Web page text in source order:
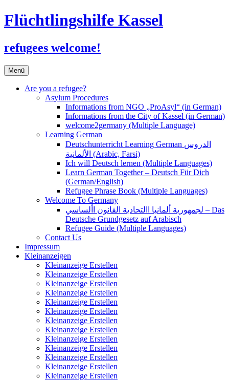
Flüchtlingshilfe Kassel
refugees welcome!
Menü Zum
Inhalt
springen
Are you a refugee?
Asylum Procedures
Informations from NGO „ProAsyl“ (in German)
Informations from the City of Kassel (in German)
welcome2germany (Multiple Language)
Learning German
Deutschunterricht Learning German الدروس
الألمانية (Arabic, Farsi)
Ich will Deutsch lernen (Multiple Languages)
Learn German Together – Deutsch Für Dich
(German/English)
Refugee Phrase Book (Multiple Languages)
Welcome To Germany
لجمهورية ألمانيا االتحادية القانون األساسي – Das
Deutsche Grundgesetz auf Arabisch
Refugee Guide (Multiple Languages)
Contact Us
Impressum
Kleinanzeigen
Kleinanzeige Erstellen
Kleinanzeige Erstellen
Kleinanzeige Erstellen
Kleinanzeige Erstellen
Kleinanzeige Erstellen
Kleinanzeige Erstellen
Kleinanzeige Erstellen
Kleinanzeige Erstellen
Kleinanzeige Erstellen
Kleinanzeige Erstellen
Kleinanzeige Erstellen
Kleinanzeige Erstellen
Kleinanzeige Erstellen